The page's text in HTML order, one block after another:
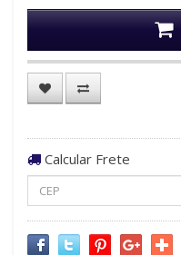
Calcular Frete